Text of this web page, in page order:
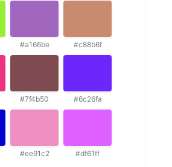
#a166be #c88b6f
#7f4b50 #6c26fa
#ee91c2 #df61ff